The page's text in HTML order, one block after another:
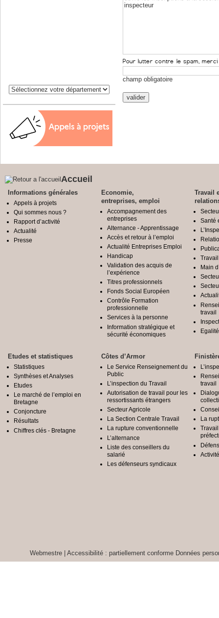
champ obligatoire
Accueil
Informations générales
Appels à projets
Qui sommes nous ?
Rapport d’activité
Actualité
Presse
Economie,
entreprises, emploi
Accompagnement des
entreprises
Alternance - Apprentissage
Accès et retour à l’emploi
Actualité Entreprises Emploi
Handicap
Validation des acquis de
l’expérience
Titres professionnels
Fonds Social Européen
Contrôle Formation
professionnelle
Services à la personne
Information stratégique et
sécurité économiques
Travail
Santé
Main
travail
Etudes et statistiques
Statistiques
Synthèses et Analyses
Etudes
Le marché de l’emploi en
Bretagne
Conjoncture
Résultats
Chiffres clés - Bretagne
Côtes d’Armor
Le Service Renseignement du
Public
L’inspection du Travail
Autorisation de travail pour les
ressortissants étrangers
Secteur Agricole
La Section Centrale Travail
La rupture conventionnelle
L’alternance
Liste des conseillers du
salarié
Les défenseurs syndicaux
travail
La
Webmestre| Accessibilité : partiellement conforme Données